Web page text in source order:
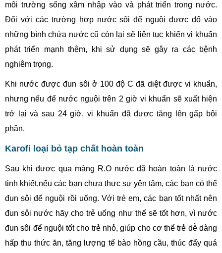
môi trường sống xâm nhập vào và phát triển trong nước.
Đối với các trường hợp nước sôi để nguội được đổ vào
những bình chứa nước cũ còn lại sẽ liên tục khiến vi khuẩn
phát triển mạnh thêm, khi sử dụng sẽ gây ra các bệnh
nghiêm trọng.
Khi nước được đun sôi ở 100 độ C đã diệt được vi khuẩn,
nhưng nếu để nước nguội trên 2 giờ vi khuẩn sẽ xuất hiện
trở lại và sau 24 giờ, vi khuẩn đã được tăng lên gấp bội
phần.
Karofi loại bỏ tạp chất hoàn toàn
Sau khi được qua màng R.O nước đã hoàn toàn là nước
tinh khiết,nếu các bạn chưa thực sự yên tâm, các bạn có thể
đun sôi để nguội rồi uống. Với trẻ em, các bạn tốt nhất nên
đun sôi nước hãy cho trẻ uống như thế sẽ tốt hơn, vì nước
đun sôi để nguội tốt cho trẻ nhỏ, giúp cho cơ thể trẻ dễ dàng
hấp thu thức ăn, tăng lượng tế bào hồng cầu, thúc đẩy quá